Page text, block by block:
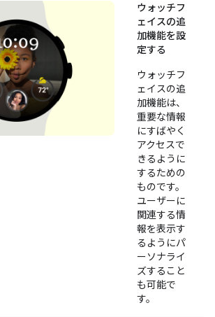
ウォッチフ
ェイスの追
加機能を設
定する
ウォッチフ
ェイスの追
加機能は、
重要な情報
にすばやく
アクセスで
きるように
するための
ものです。
ユーザーに
関連する情
報を表示す
るようにパ
ーソナライ
ズすること
も可能で
す。